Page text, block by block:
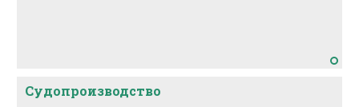
Судопроизводство